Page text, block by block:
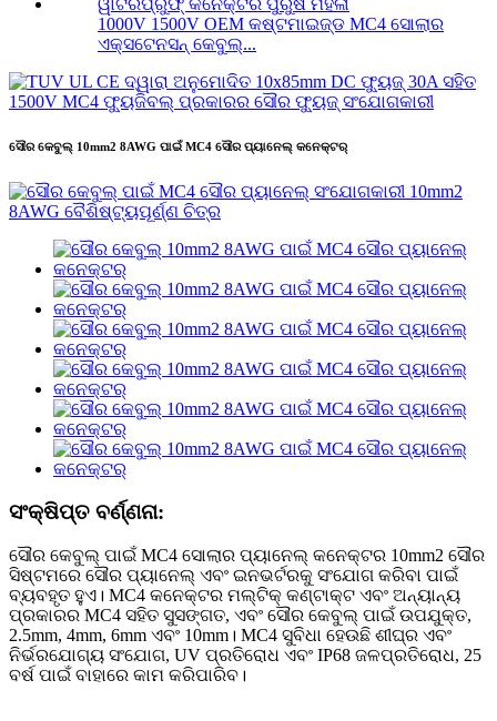
1000V 1500V OEM କଷ୍ଟମାଇଜ୍ଡ MC4 ସୋଲାର
ଏକ୍ସଟେନସନ୍ କେବୁଲ୍...
ସୌର କେବୁଲ୍ 10mm2 8AWG ପାଇଁ MC4 ସୌର ପ୍ୟାନେଲ୍ କନେକ୍ଟର୍
ସଂକ୍ଷିପ୍ତ ବର୍ଣ୍ଣନା:
ସୌର କେବୁଲ୍ ପାଇଁ MC4 ସୋଲାର ପ୍ୟାନେଲ୍ କନେକ୍ଟର 10mm2 ସୌର
ସିଷ୍ଟମରେ ସୌର ପ୍ୟାନେଲ୍ ଏବଂ ଇନଭର୍ଟରକୁ ସଂଯୋଗ କରିବା ପାଇଁ
ବ୍ୟବହୃତ ହୁଏ। MC4 କନେକ୍ଟର ମଲ୍ଟିକ୍ କଣ୍ଟାକ୍ଟ ଏବଂ ଅନ୍ୟାନ୍ୟ
ପ୍ରକାରର MC4 ସହିତ ସୁସଙ୍ଗତ, ଏବଂ ସୌର କେବୁଲ୍ ପାଇଁ ଉପଯୁକ୍ତ,
2.5mm, 4mm, 6mm ଏବଂ 10mm। MC4 ସୁବିଧା ହେଉଛି ଶୀଘ୍ର ଏବଂ
ନିର୍ଭରଯୋଗ୍ୟ ସଂଯୋଗ, UV ପ୍ରତିରୋଧ ଏବଂ IP68 ଜଳପ୍ରତିରୋଧ, 25
ବର୍ଷ ପାଇଁ ବାହାରେ କାମ କରିପାରିବ।